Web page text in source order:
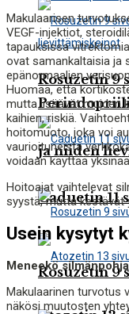
Rosuzetin 9
Caduetin 11
ja niiden
Rosuzetin 9
Makulaarisen
VEGF-injektiot,
tapauksissa
ovat samankaltaisia ​​ja
epänormaalien
Huomaa, että
mutta lisäävät muiden
kaihien, riskiä.
hoitomuoto, joka voi
vaurioituneista
voidaan käyttää
Hoitoajat vaihtelevat
syystä, mutta kestävät
Usein kysytyt
Meneekö
Makulaarinen turvotus
näkösi muutosten